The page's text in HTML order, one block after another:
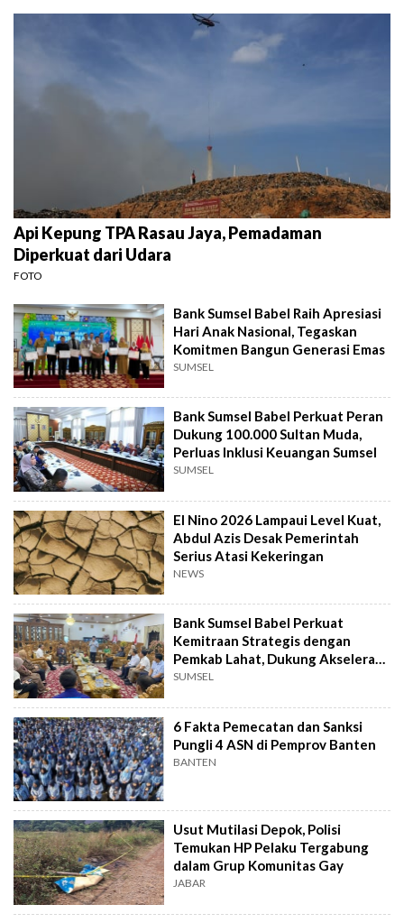
Api Kepung TPA Rasau Jaya, Pemadaman
Diperkuat dari Udara
FOTO
Bank Sumsel Babel Raih Apresiasi
Hari Anak Nasional, Tegaskan
Komitmen Bangun Generasi Emas
SUMSEL
Bank Sumsel Babel Perkuat Peran
Dukung 100.000 Sultan Muda,
Perluas Inklusi Keuangan Sumsel
SUMSEL
El Nino 2026 Lampaui Level Kuat,
Abdul Azis Desak Pemerintah
Serius Atasi Kekeringan
NEWS
Bank Sumsel Babel Perkuat
Kemitraan Strategis dengan
Pemkab Lahat, Dukung Akselerasi
Ekonomi Daerah
SUMSEL
6 Fakta Pemecatan dan Sanksi
Pungli 4 ASN di Pemprov Banten
BANTEN
Usut Mutilasi Depok, Polisi
Temukan HP Pelaku Tergabung
dalam Grup Komunitas Gay
JABAR